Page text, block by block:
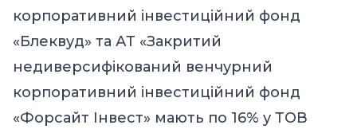
корпоративний інвестиційний фонд
«Блеквуд» та АТ «Закритий
недиверсифікований венчурний
корпоративний інвестиційний фонд
«Форсайт Інвест» мають по 16% у ТОВ